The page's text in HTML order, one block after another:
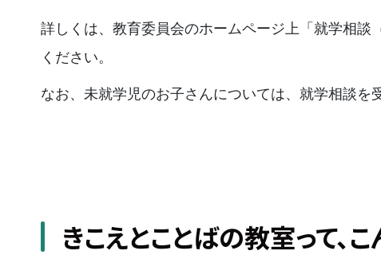
詳しくは、教育委員会のホームページ上「就学相談
ください。
なお、未就学児のお子さんについては、就学相談を
きこえとことばの教室って、こ